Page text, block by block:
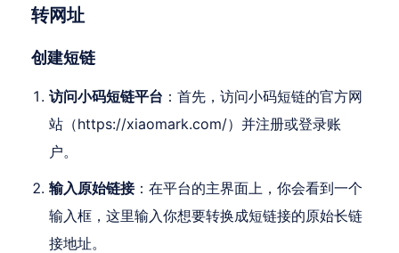
转网址
创建短链
访问小码短链平台 ：首先，访问小码短链的官方网
站（https://xiaomark.com/）并注册或登录账
户。
输入原始链接：在平台的主界面上，你会看到一个
输入框，这里输入你想要转换成短链接的原始长链
接地址。